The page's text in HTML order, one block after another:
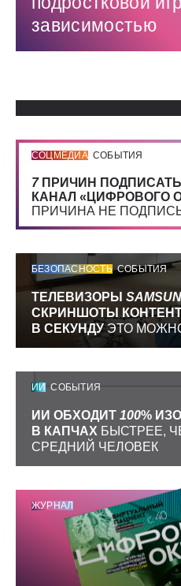
зависимостью
СОЦМЕДИА СОБЫТИЯ
7 ПРИЧИН
КАНАЛ «ЦИФРОВОГО
ПРИЧИНА НЕ
БЕЗОПАСНОСТЬ СОБЫТИЯ
ТЕЛЕВИЗОРЫ
СКРИНШОТЫ
В СЕКУНДУЭТО
ИИ СОБЫТИЯ
ИИ ОБХОДИТ 100%
В КАПЧАХ БЫСТРЕЕ,
СРЕДНИЙ ЧЕЛОВЕК
ЖУРНАЛ